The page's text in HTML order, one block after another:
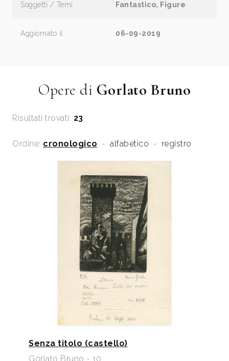
Soggetti / Temi Fantastico, Figure
Aggiornato il 06-09-2019
Opere di Gorlato Bruno
Risultati trovati: 23
Ordine: cronologico - alfabetico - registro
Senza titolo (castello)
Gorlato Bruno - 10